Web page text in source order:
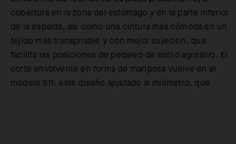
cobertura en la zona del estómago y en la parte inferior
de la espalda, así como una cintura más cómoda en un
tejido más transpirable y con mejor sujeción, que
facilita las posiciones de pedaleo de estilo agresivo. El
corte envolvente en forma de mariposa vuelve en el
modelo S11: este diseño ajustado al milímetro, que
circulación del aire para evacuar el calor. Además, su
diseño de doble capa con 13 mm de grosor está
compuesto por un base de 9 mm en espuma de
absorción de microimpactos y una amortiguación